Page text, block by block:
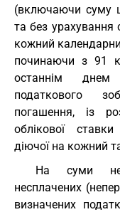
(включаючи суму
та без урахування
кожний
починаючи з 91
останнім днем
податкового
погашення, із
облікової
діючої на кожний
На суми
несплачених
визначених